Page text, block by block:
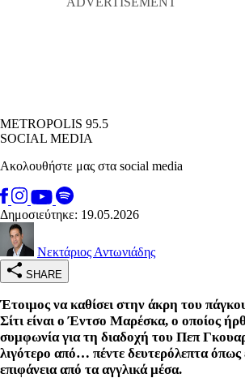
METROPOLIS 95.5
SOCIAL MEDIA
Ακολουθήστε μας στα social media
Δημοσιεύτηκε: 19.05.2026
Νεκτάριος Αντωνιάδης
SHARE
Έτοιμος να καθίσει στην άκρη του
Σίτι είναι ο Έντσο Μαρέσκα, ο οποίος
συμφωνία για τη διαδοχή του Πεπ
λιγότερο από… πέντε δευτερόλεπτα όπως
επιφάνεια από τα αγγλικά μέσα.